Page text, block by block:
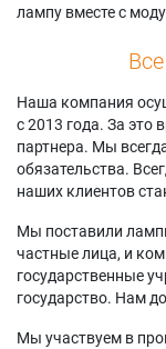
лампу вместе с
Наша компания
с 2013 года. За это
партнера. Мы
обязательства.
наших клиентов
Мы поставили
частные лица, и
государственные
государство. Нам
Мы участвуем в